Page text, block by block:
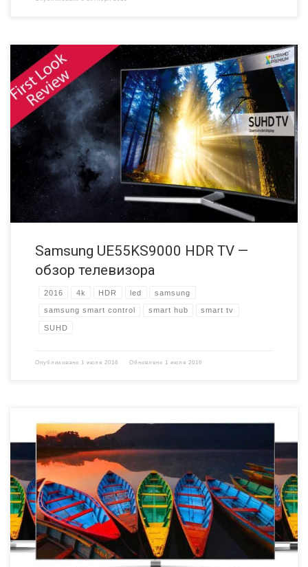
Мы открываем новую рубрику — обзор новых и интересных (на наш
взгляд) моделей телевизоров с технологией Smart TV! Сегодня мы
поговорим о новинке 2016 года от компании Samsung, а именно о
55-и дюймовой SUHD модели UE55KS9000. Также доступны модели
с диагональю 49, 65 и 75 дюймов (а именно UE49KS9000,
UE65KS9000 и UE75KS9000 […]
Samsung UE55KS9000 HDR TV —
обзор телевизора
2016 4k HDR led samsung
samsung smart control smart hub smart tv
SUHD
Опубликовано 1 июля 2016 Обновлено 1 июля 2016
В начале 2016 года компанией LG, в числе других производителей
телевизоров, было объявлено о поддержке в своей продукции HDR
видео. При этом в описании телевизоров можно встретить разные
обозначения поддержки HDR видео – в одних указывается super, а
в других pro. Исходя из элементарной логики, разные названия
должны говорить о […]